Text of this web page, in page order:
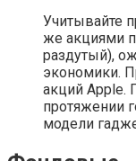
Учитывайте
же акциями
раздутый),
экономики.
акций Apple.
протяжении
модели